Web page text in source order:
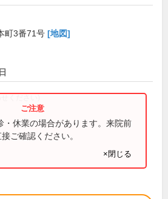
町3番71号 [地図]
ください)
・休業の場合があります。来院前
ご確認ください。
×閉じる